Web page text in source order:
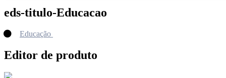
eds-titulo-Educacao
Educação
Editor de produto